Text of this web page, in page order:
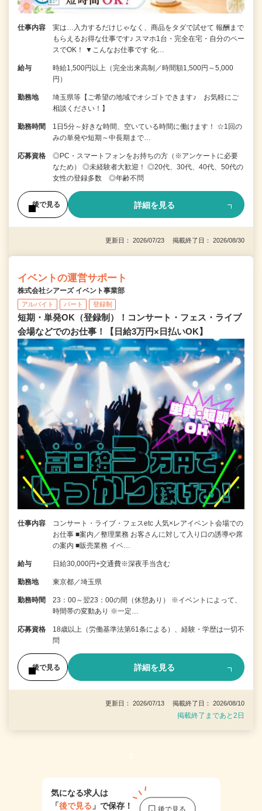
仕事内容
実は…入力するだけじゃなく、商品をタダで試せて 報酬まで
もらえるお得な仕事です♪ スマホ1台・完全在宅・自分のペー
スでOK！ ▼こんなお仕事です 化…
給与
時給1,500円以上（完全出来高制／時間額1,500円～5,000
円）
勤務地
埼玉県等【ご希望の地域でオシゴトできます♪ お気軽にご
相談ください！】
勤務時間
1日5分～好きな時間、空いている時間に働けます！ ☆1回の
みの単発や短期～中長期まで…
応募資格
◎PC・スマートフォンをお持ちの方（※アンケートに必要
なため） ◎未経験者大歓迎！ ◎20代、30代、40代、50代の
女性の登録多数 ◎年齢不問
後で見る 詳細を見る
更新日： 2026/07/23 掲載終了日： 2026/08/30
イベントの運営サポート
株式会社シアーズ イベント事業部
アルバイト パート 登録制
短期・単発OK（登録制）！コンサート・フェス・ライブ
会場などでのお仕事！【日給3万円×日払いOK】
仕事内容
コンサート・ライブ・フェスetc 人気×レアイベント会場での
お仕事 ■案内／整理業務 お客さんに対して入り口の誘導や席
の案内 ■販売業務 イベ…
給与 日給30,000円+交通費※深夜手当含む
勤務地 東京都／埼玉県
勤務時間
23：00～翌23：00の間（休憩あり） ※イベントによって、
時間帯の変動あり ※一定…
応募資格
18歳以上（労働基準法第61条による）、経験・学歴は一切不
問
後で見る 詳細を見る
更新日： 2026/07/13 掲載終了日： 2026/08/10
掲載終了まであと2日
1
気になる求人は
「後で見る 」で保存！